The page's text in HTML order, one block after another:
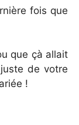
fois que
que çà allait
de votre
!